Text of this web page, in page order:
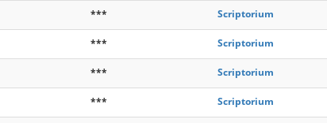
*** Scriptorium
*** Scriptorium
*** Scriptorium
*** Scriptorium